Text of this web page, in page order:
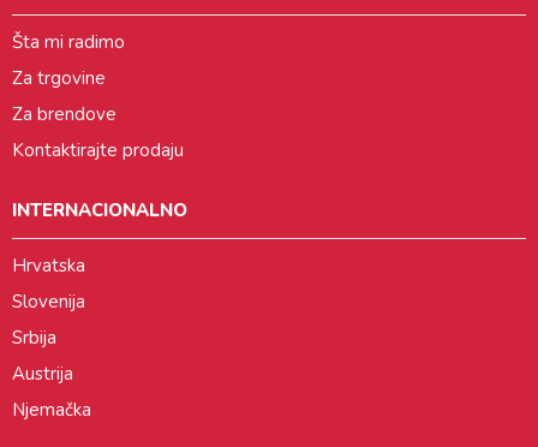
Šta mi radimo
Za trgovine
Za brendove
Kontaktirajte prodaju
INTERNACIONALNO
Hrvatska
Slovenija
Srbija
Austrija
Njemačka